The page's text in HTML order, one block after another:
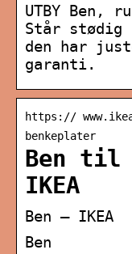
UTBY
Står stødig
den har
garanti.
https://
benkeplater
Ben til
IKEA
Ben – IKEA
Ben